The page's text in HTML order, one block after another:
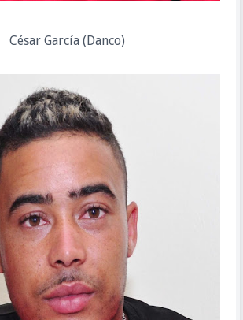
César García (Danco)